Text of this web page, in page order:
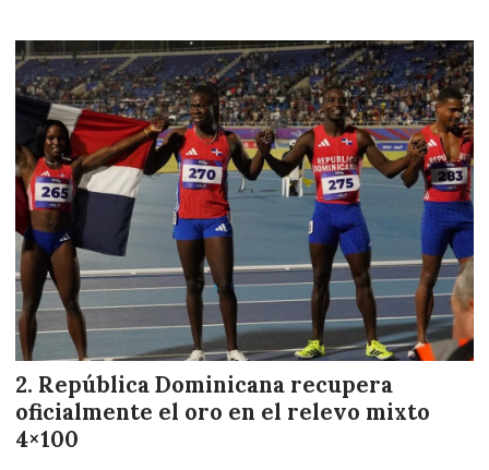
República Dominicana recupera
oficialmente el oro en el relevo mixto
4×100